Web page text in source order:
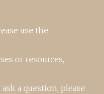
use the
or resources,
a question, please